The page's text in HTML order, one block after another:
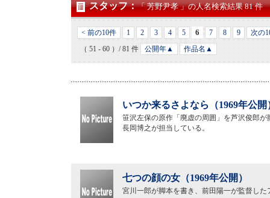
スタッフ：「 芳野尹孝 」の人名検索結果 81 件
< 前の10件 1 2 3 4 5 6 7 8 9
次の
（ 51 - 60 ）/ 81 件
公開年▲ 作品名▲
いつか来るさよなら（1969年公開
笹沢左保の原作「廃虚の周囲」を芦沢俊郎
長岡博之が担当している。
七つの顔の女（1969年公開）
宮川一郎が脚本を書き、前田陽一が監督し